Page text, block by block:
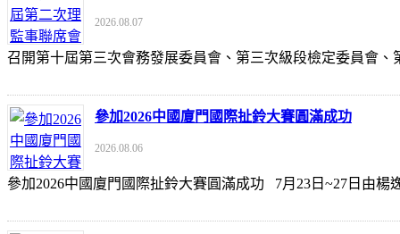
2026.08.07
召開第十屆第三次會務發展委員會、第三次級段檢定委員
參加2026中國廈門國際扯鈴大賽圓滿成功
2026.08.06
參加2026中國廈門國際扯鈴大賽圓滿成功 7月23日~27日由